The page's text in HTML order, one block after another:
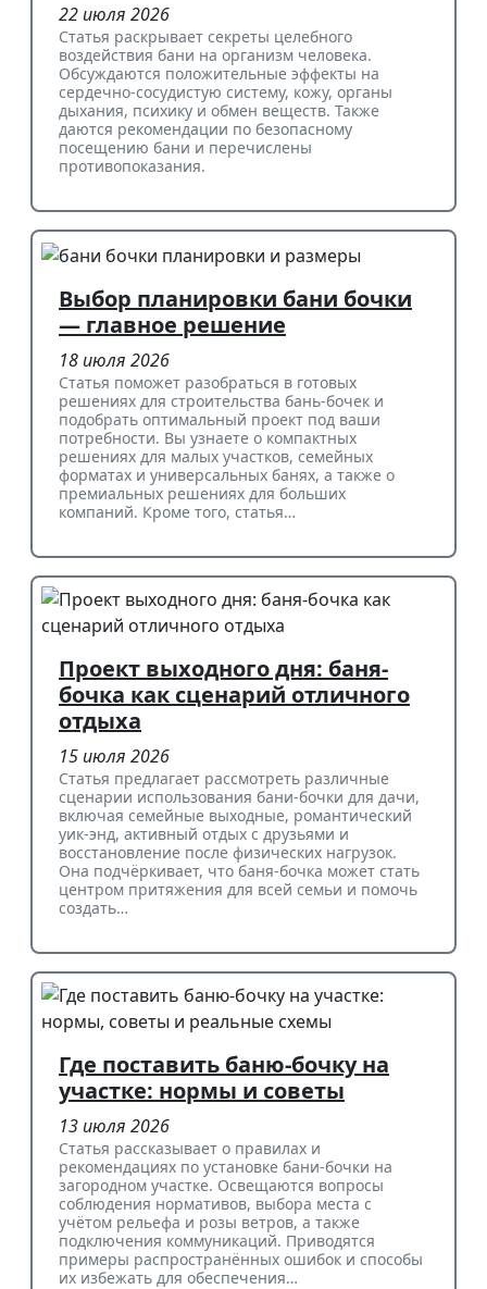
22 июля 2026
Статья раскрывает секреты целебного
воздействия бани на организм человека.
Обсуждаются положительные эффекты на
сердечно-сосудистую систему, кожу, органы
дыхания, психику и обмен веществ. Также
даются рекомендации по безопасному
посещению бани и перечислены
противопоказания.
Выбор планировки бани бочки
— главное решение
18 июля 2026
Статья поможет разобраться в готовых
решениях для строительства бань-бочек и
подобрать оптимальный проект под ваши
потребности. Вы узнаете о компактных
решениях для малых участков, семейных
форматах и универсальных банях, а также о
премиальных решениях для больших
компаний. Кроме того, статья…
Проект выходного дня: баня-
бочка как сценарий отличного
отдыха
15 июля 2026
Статья предлагает рассмотреть различные
сценарии использования бани-бочки для дачи,
включая семейные выходные, романтический
уик-энд, активный отдых с друзьями и
восстановление после физических нагрузок.
Она подчёркивает, что баня-бочка может стать
центром притяжения для всей семьи и помочь
создать…
Где поставить баню-бочку на
участке: нормы и советы
13 июля 2026
Статья рассказывает о правилах и
рекомендациях по установке бани-бочки на
загородном участке. Освещаются вопросы
соблюдения нормативов, выбора места с
учётом рельефа и розы ветров, а также
подключения коммуникаций. Приводятся
примеры распространённых ошибок и способы
их избежать для обеспечения…